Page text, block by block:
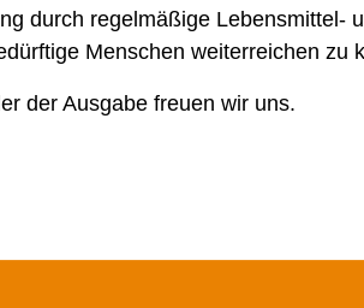
durch regelmäßige Lebensmittel-
Menschen weiterreichen zu
der Ausgabe freuen wir uns.